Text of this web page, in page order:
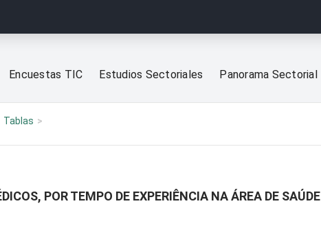
Encuestas TIC Estudios Sectoriales Panorama Sectorial
Tablas
POR TEMPO DE EXPERIÊNCIA NA ÁREA DE SAÚDE